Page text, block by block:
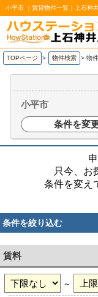
小平市 ｜賃貸物件一覧｜上石神
TOPページ > 物件検索 > 物
小平市
条件を変
只今、お
条件を変え
条件を絞り込む
賃料
～